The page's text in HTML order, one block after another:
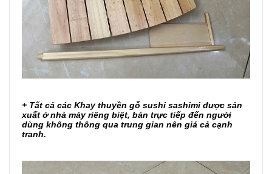
+ Tất cả các Khay thuyền gỗ sushi sashimi được sản
xuất ở nhà máy riêng biệt, bán trực tiếp đến người
dùng không thông qua trung gian nên giá cả cạnh
tranh.